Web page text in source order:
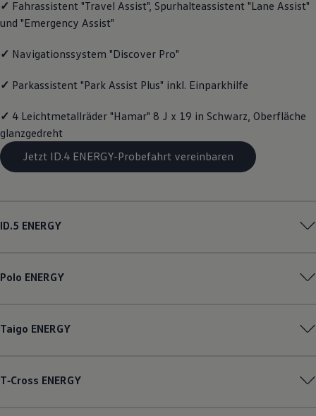
Magazin
Lifestyle
Familie
Pannen- und Unfallhilfe
✓ Fahrassistent "Travel Assist", Spurhalteassistent "Lane Assist"
und "Emergency Assist"
✓ Navigationssystem "Discover Pro"
✓ Parkassistent "Park Assist Plus" inkl. Einparkhilfe
✓ 4 Leichtmetallräder "Hamar" 8 J x 19 in Schwarz, Oberfläche
glanzgedreht
Jetzt ID.4 ENERGY-Probefahrt vereinbaren
ID.5 ENERGY
Polo ENERGY
Taigo ENERGY
T‑Cross ENERGY